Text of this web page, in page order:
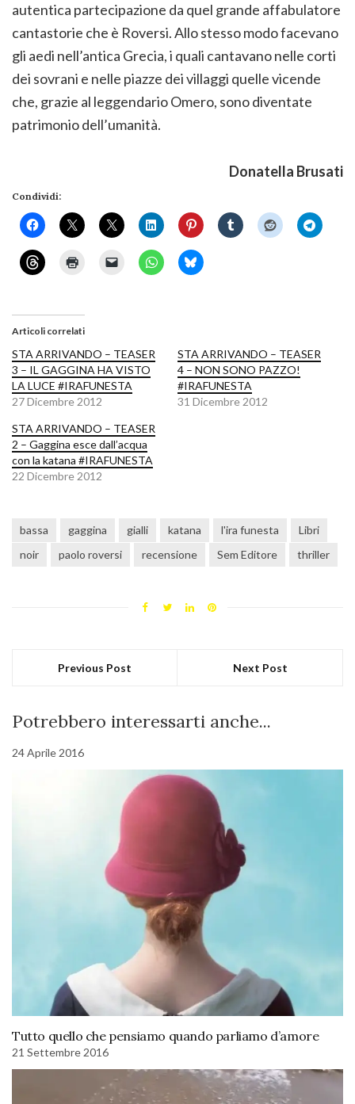
autentica partecipazione da quel grande affabulatore
cantastorie che è Roversi. Allo stesso modo facevano
gli aedi nell’antica Grecia, i quali cantavano nelle corti
dei sovrani e nelle piazze dei villaggi quelle vicende
che, grazie al leggendario Omero, sono diventate
patrimonio dell’umanità.
Donatella Brusati
Condividi:
Articoli correlati
STA ARRIVANDO – TEASER
3 – IL GAGGINA HA VISTO
LA LUCE #IRAFUNESTA
27 Dicembre 2012
STA ARRIVANDO – TEASER
4 – NON SONO PAZZO!
#IRAFUNESTA
31 Dicembre 2012
STA ARRIVANDO – TEASER
2 – Gaggina esce dall’acqua
con la katana #IRAFUNESTA
22 Dicembre 2012
bassa gaggina gialli katana l'ira funesta
Libri
noir
paolo roversi recensione Sem Editore thriller
Previous Post Next Post
Potrebbero interessarti anche...
24 Aprile 2016
Tutto quello che pensiamo quando parliamo d’amore
21 Settembre 2016